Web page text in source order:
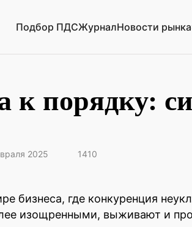
Подбор ПДСЖурналНовости рынка
к порядку:
2025 1410
бизнеса, где конкуренция
изощренными, выживают и